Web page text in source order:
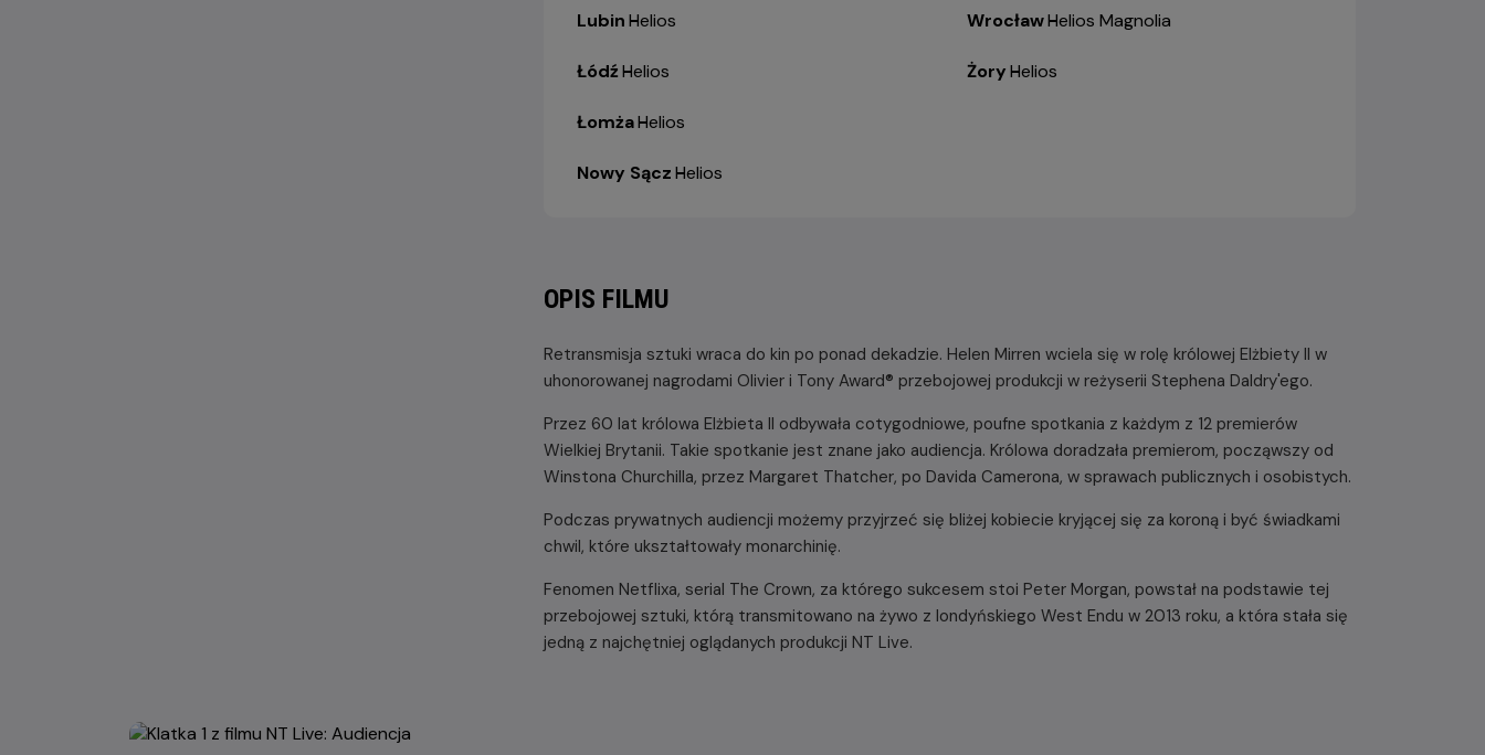
Lubin-
Helios
Łódź-
Helios
Łomża-
Helios
Nowy Sącz-
Helios
Wrocław-
Helios Magnolia
Żory-
Helios
OPIS FILMU
Retransmisja sztuki wraca do kin po ponad dekadzie. Helen Mirren wciela się w rolę królowej Elżbiety II w
uhonorowanej nagrodami Olivier i Tony Award® przebojowej produkcji w reżyserii Stephena Daldry'ego.
Przez 60 lat królowa Elżbieta II odbywała cotygodniowe, poufne spotkania z każdym z 12 premierów
Wielkiej Brytanii. Takie spotkanie jest znane jako audiencja. Królowa doradzała premierom, począwszy od
Winstona Churchilla, przez Margaret Thatcher, po Davida Camerona, w sprawach publicznych i osobistych.
Podczas prywatnych audiencji możemy przyjrzeć się bliżej kobiecie kryjącej się za koroną i być świadkami
chwil, które ukształtowały monarchinię.
Fenomen Netflixa, serial The Crown, za którego sukcesem stoi Peter Morgan, powstał na podstawie tej
przebojowej sztuki, którą transmitowano na żywo z londyńskiego West Endu w 2013 roku, a która stała się
jedną z najchętniej oglądanych produkcji NT Live.